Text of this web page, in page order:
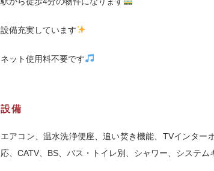
設備充実しています
ネット使用料不要です
設備
エアコン、温水洗浄便座、追い焚き機能、TVインタ
応、CATV、BS、バス・トイレ別、シャワー、システ